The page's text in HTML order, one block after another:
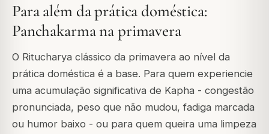
Para além da prática doméstica:
Panchakarma na primavera
O Ritucharya clássico da primavera ao nível da
prática doméstica é a base. Para quem experiencie
uma acumulação significativa de Kapha - congestão
pronunciada, peso que não mudou, fadiga marcada
ou humor baixo - ou para quem queira uma limpeza